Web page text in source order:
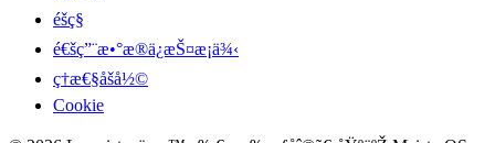
éšç§
é€šç”¨æ•°æ®ä¿æŠ¤æ¡ä¾‹
ç†æ€§åšå½©
Cookie